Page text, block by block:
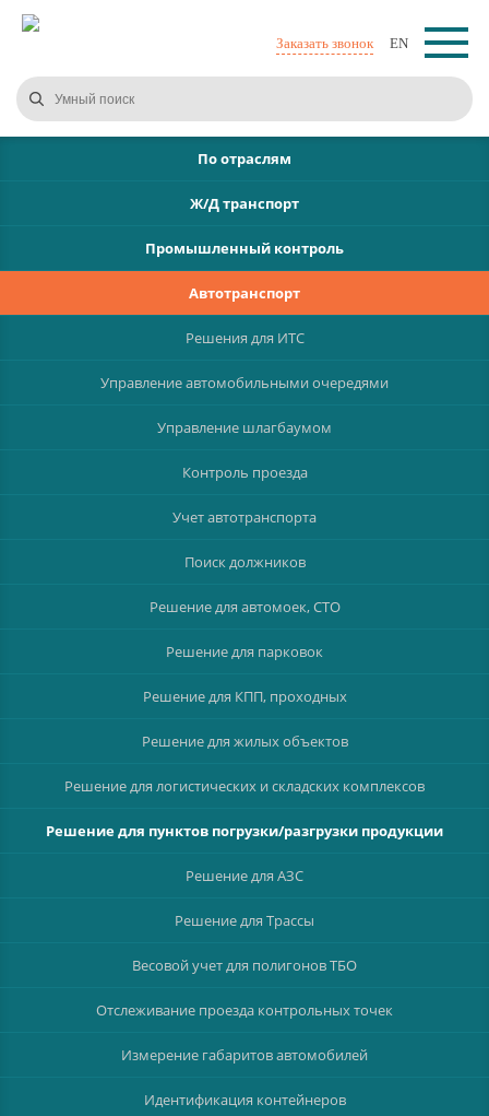
Заказать звонок EN
По отраслям
Ж/Д транспорт
Промышленный контроль
Автотранспорт
Решения для ИТС
Управление автомобильными очередями
Управление шлагбаумом
Контроль проезда
Учет автотранспорта
Поиск должников
Решение для автомоек, СТО
Решение для парковок
Решение для КПП, проходных
Решение для жилых объектов
Решение для логистических и складских комплексов
Решение для пунктов погрузки/разгрузки продукции
Решение для АЗС
Решение для Трассы
Весовой учет для полигонов ТБО
Отслеживание проезда контрольных точек
Измерение габаритов автомобилей
Идентификация контейнеров